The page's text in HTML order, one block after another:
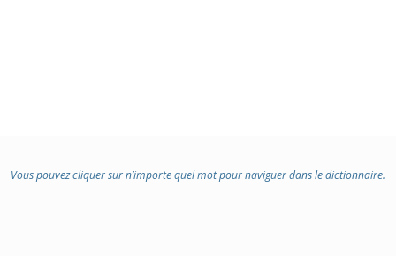
Vous pouvez cliquer sur n’importe quel mot pour naviguer dans le dictionnaire.